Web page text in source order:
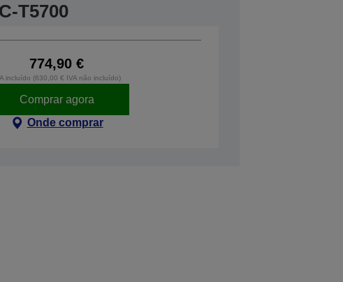
T5700
774,90 €
incluído (630,00 € IVA não incluído)
Comprar agora
Onde comprar